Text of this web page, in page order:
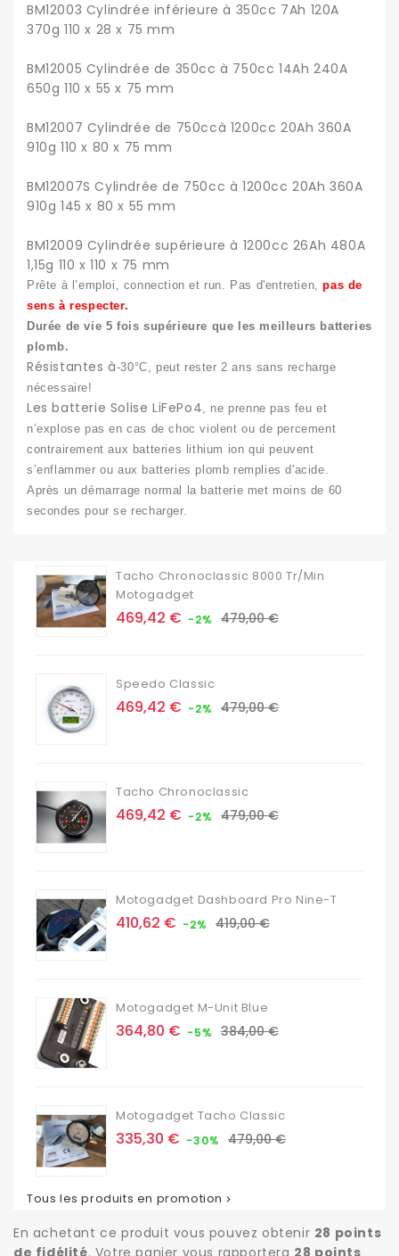
BM12003 Cylindrée inférieure à 350cc 7Ah 120A
370g 110 x 28 x 75 mm
BM12005 Cylindrée de 350cc à 750cc 14Ah 240A
650g 110 x 55 x 75 mm
BM12007 Cylindrée de 750ccà 1200cc 20Ah 360A
910g 110 x 80 x 75 mm
BM12007S Cylindrée de 750cc à 1200cc 20Ah 360A
910g 145 x 80 x 55 mm
BM12009 Cylindrée supérieure à 1200cc 26Ah 480A
1,15g 110 x 110 x 75 mm
Prête à l’emploi, connection et run. Pas d'entretien,pas de
sens à respecter.
Durée de vie 5 fois supérieure que les meilleurs batteries
plomb.
Résistantes à-30°C, peut rester 2 ans sans recharge
nécessaire!
Les batterie Solise LiFePo4, ne prenne pas feu et
n’explose pas en cas de choc violent ou de percement
contrairement aux batteries lithium ion qui peuvent
s’enflammer ou aux batteries plomb remplies d'acide.
Après un démarrage normal la batterie met moins de 60
secondes pour se recharger.
Tacho Chronoclassic 8000 Tr/min
Motogadget
Prix
469,42 € -2% Prix
479,00 €
Speedo Classic
Prix
469,42 € -2% Prix
479,00 €
Tacho Chronoclassic
Prix
469,42 € -2% Prix
479,00 €
Motogadget Dashboard Pro Nine-T
Prix
410,62 € -2% Prix
419,00 €
Motogadget M-Unit Blue
Prix
364,80 € -5% Prix
384,00 €
Motogadget Tacho Classic
Prix
335,30 € -30% Prix
479,00 €
Tous les produits en promotion 
En achetant ce produit vous pouvez obtenir 28 points